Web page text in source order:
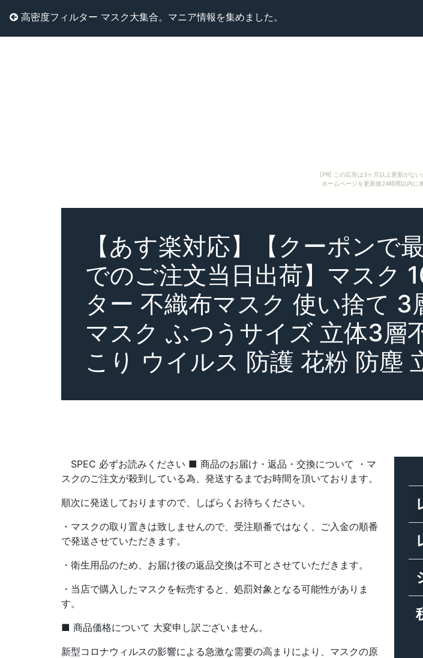
[PR] この広告は3ヶ月以上更新がない
ホームページを更新後24時間以内に
高密度フィルター マスク大集合。マニア情報を集めました。
【あす楽対応】【クーポンで
でのご注文当日出荷】マスク
ター 不織布マスク 使い捨て
マスク ふつうサイズ 立体3層
こり ウイルス 防護 花粉 防塵
SPEC 必ずお読みください ■ 商品のお届け・返品・交換について ・マ
スクのご注文が殺到している為、発送するまでお時間を頂いております。
順次に発送しておりますので、しばらくお待ちください。
・マスクの取り置きは致しませんので、受注順番ではなく、ご入金の順番
で発送させていただきます。
・衛生用品のため、お届け後の返品交換は不可とさせていただきます。
・当店で購入したマスクを転売すると、処罰対象となる可能性がありま
す。
■ 商品価格について 大変申し訳ございません。
新型コロナウィルスの影響による急激な需要の高まりにより、マスクの原